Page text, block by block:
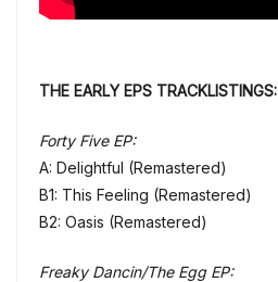
THE EARLY EPS TRACKLISTINGS:
Forty Five EP:
A: Delightful (Remastered)
B1: This Feeling (Remastered)
B2: Oasis (Remastered)
Freaky Dancin/The Egg EP: